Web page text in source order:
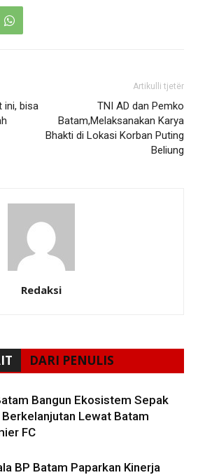
ini, bisa
Artikulli tjetër
TNI AD dan Pemko
Batam,Melaksanakan Karya
Bhakti di Lokasi Korban Puting
Beliung
Redaksi
DARI PENULIS
Bangun Ekosistem Sepak
Berkelanjutan Lewat Batam
FC
BP Batam Paparkan Kinerja